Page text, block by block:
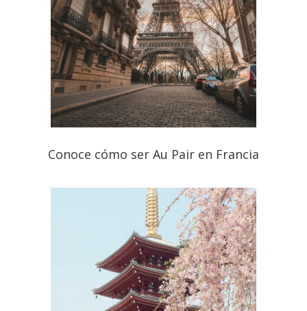
Conoce cómo ser Au Pair en Francia